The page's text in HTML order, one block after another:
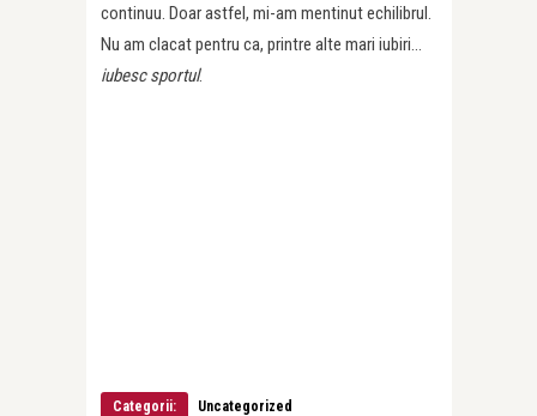
continuu. Doar astfel, mi-am mentinut echilibrul.
Nu am clacat pentru ca, printre alte mari iubiri…
iubesc sportul.
Categorii: Uncategorized